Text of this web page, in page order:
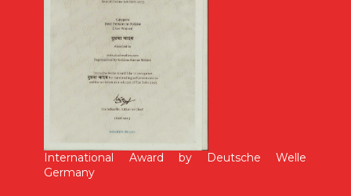
International Award by Deutsche Welle
Germany